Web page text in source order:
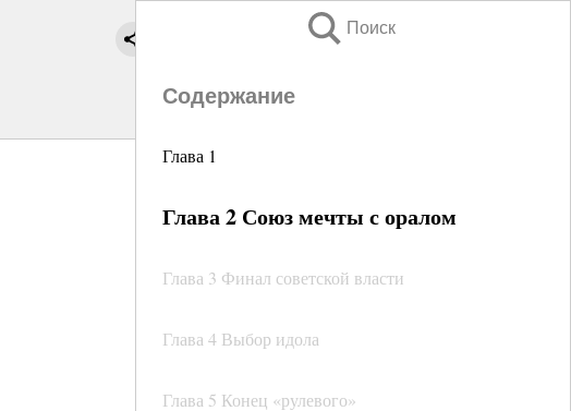
Поиск
Содержание
Глава 1
Глава 2 Союз мечты с оралом
Глава 3 Финал советской власти
Глава 4 Выбор идола
Глава 5 Конец «рулевого»